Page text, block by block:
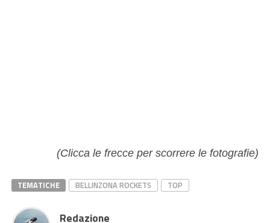
(Clicca le frecce per scorrere le fotografie)
TEMATICHE BELLINZONA ROCKETS TOP
Redazione